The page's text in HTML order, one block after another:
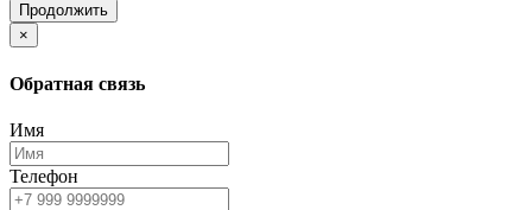
Продолжить
×
Обратная связь
Имя
Телефон